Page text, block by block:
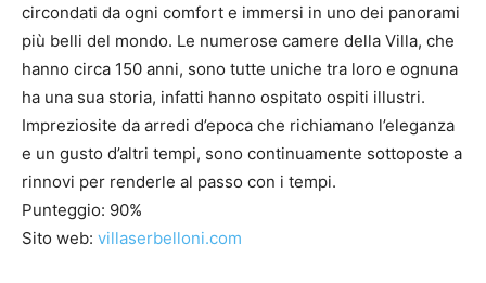
circondati da ogni comfort e immersi in uno dei panorami
più belli del mondo. Le numerose camere della Villa, che
hanno circa 150 anni, sono tutte uniche tra loro e ognuna
ha una sua storia, infatti hanno ospitato ospiti illustri.
Impreziosite da arredi d’epoca che richiamano l’eleganza
e un gusto d’altri tempi, sono continuamente sottoposte a
rinnovi per renderle al passo con i tempi.
Punteggio: 90%
Sito web: villaserbelloni.com